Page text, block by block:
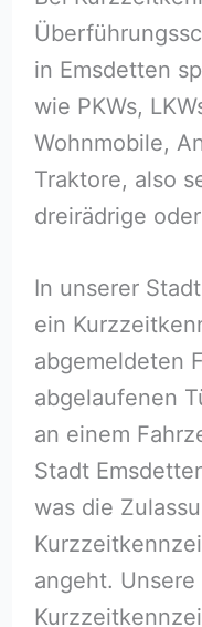
in Emsdetten
wie PKWs,
Wohnmobile,
Traktore, also
dreirädrige
In unserer
ein
abgemeldeten
abgelaufenen
an einem
Stadt
was die
angeht.